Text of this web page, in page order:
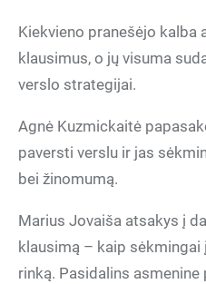
Kiekvieno pranešėjo kalba
klausimus, o jų visuma
verslo strategijai.
Agnė Kuzmickaitė
paversti verslu ir jas
bei žinomumą.
Marius Jovaiša atsakys į
klausimą – kaip
rinką. Pasidalins